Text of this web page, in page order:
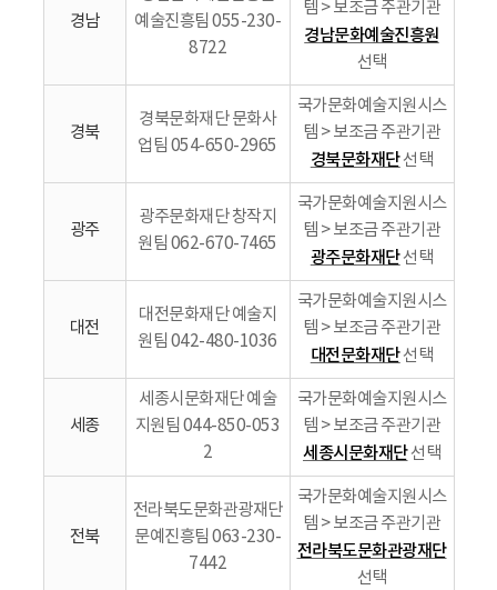
경남
예술진흥팀 055-230-
8722
템 > 보조금 주관기관
경남문화예술진흥원
선택
경북
경북문화재단 문화사
업팀 054-650-2965
국가문화예술지원시스
템 > 보조금 주관기관
경북문화재단선택
광주
광주문화재단 창작지
원팀 062-670-7465
국가문화예술지원시스
템 > 보조금 주관기관
광주문화재단선택
대전
대전문화재단 예술지
원팀 042-480-1036
국가문화예술지원시스
템 > 보조금 주관기관
대전문화재단선택
세종
세종시문화재단 예술
지원팀 044-850-053
2
국가문화예술지원시스
템 > 보조금 주관기관
세종시문화재단선택
전북
전라북도문화관광재단
문예진흥팀 063-230-
7442
국가문화예술지원시스
템 > 보조금 주관기관
전라북도문화관광재단
선택